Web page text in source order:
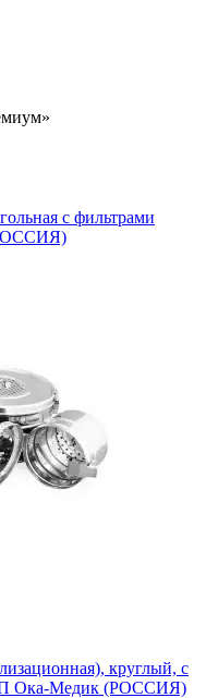
с фильтрами
круглый, с
Ока-Медик (РОССИЯ)